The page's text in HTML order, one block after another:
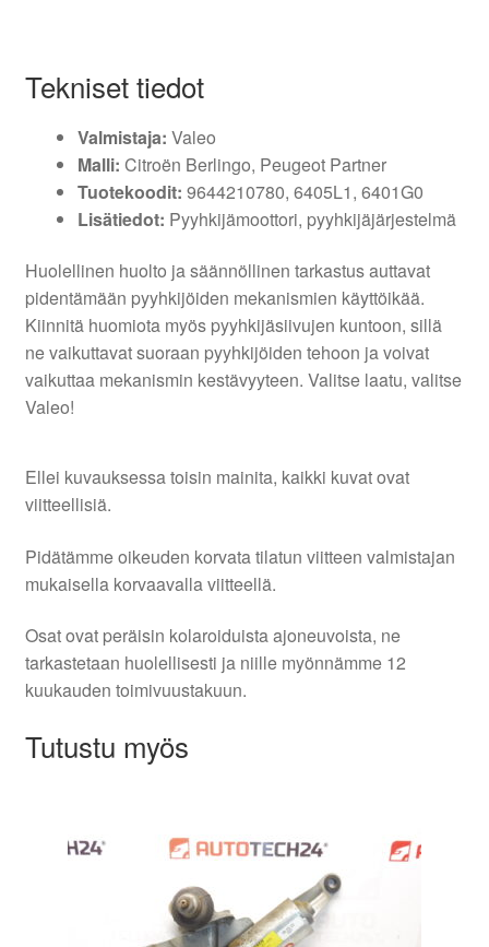
Tekniset tiedot
Valmistaja: Valeo
Malli: Citroën Berlingo, Peugeot Partner
Tuotekoodit: 9644210780, 6405L1, 6401G0
Lisätiedot: Pyyhkijämoottori, pyyhkijäjärjestelmä
Huolellinen huolto ja säännöllinen tarkastus auttavat
pidentämään pyyhkijöiden mekanismien käyttöikää.
Kiinnitä huomiota myös pyyhkijäsiivujen kuntoon, sillä
ne vaikuttavat suoraan pyyhkijöiden tehoon ja voivat
vaikuttaa mekanismin kestävyyteen. Valitse laatu, valitse
Valeo!
Ellei kuvauksessa toisin mainita, kaikki kuvat ovat
viitteellisiä.
Pidätämme oikeuden korvata tilatun viitteen valmistajan
mukaisella korvaavalla viitteellä.
Osat ovat peräisin kolaroiduista ajoneuvoista, ne
tarkastetaan huolellisesti ja niille myönnämme 12
kuukauden toimivuustakuun.
Tutustu myös